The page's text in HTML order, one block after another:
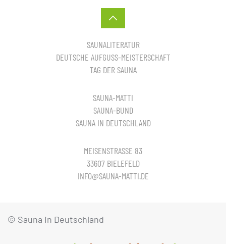
SAUNALITERATUR
DEUTSCHE AUFGUSS-MEISTERSCHAFT
TAG DER SAUNA
SAUNA-MATTI
SAUNA-BUND
SAUNA IN DEUTSCHLAND
MEISENSTRASSE 83
33607 BIELEFELD
INFO@SAUNA-MATTI.DE
© Sauna in Deutschland